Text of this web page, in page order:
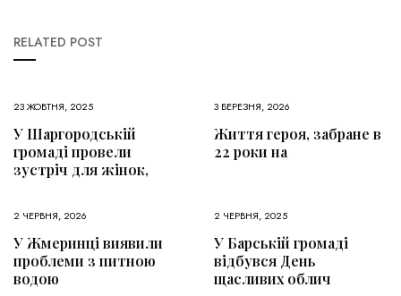
RELATED POST
23 ЖОВТНЯ, 2025
У Шаргородській
громаді провели
зустріч для жінок,
3 БЕРЕЗНЯ, 2026
Життя героя, забране в
22 роки на
2 ЧЕРВНЯ, 2026
У Жмеринці виявили
проблеми з питною
водою
2 ЧЕРВНЯ, 2025
У Барській громаді
відбувся День
щасливих облич